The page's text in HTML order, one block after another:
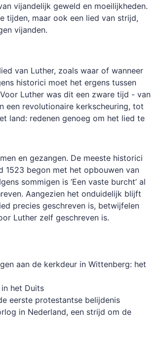
vijandelijk geweld en moeilijkheden.
tijden, maar ook een lied van strijd,
vijanden.
van Luther, zoals waar of wanneer
historici moet het ergens tussen
Luther was dit een zware tijd - van
een revolutionaire kerkscheuring, tot
land: redenen genoeg om het lied te
en gezangen. De meeste historici
1523 begon met het opbouwen van
sommigen is ‘Een vaste burcht’ al
Aangezien het onduidelijk blijft
precies geschreven is, betwijfelen
Luther zelf geschreven is.
aan de kerkdeur in Wittenberg: het
in het Duits
eerste protestantse belijdenis
in Nederland, een strijd om de